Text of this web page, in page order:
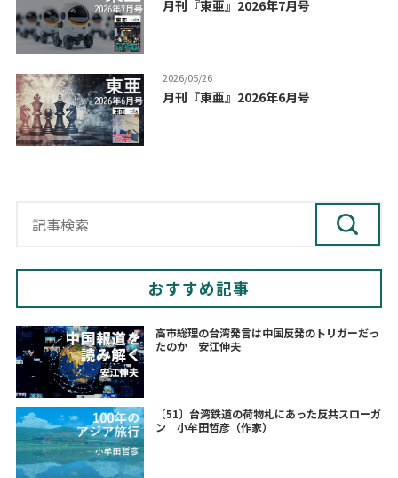
月刊『東亜』2026年7月号
2026/05/26
月刊『東亜』2026年6月号
おすすめ記事
高市総理の台湾発言は中国反発のトリガーだっ
たのか 安江伸夫
〔51〕台湾鉄道の荷物札にあった反共スローガ
ン 小牟田哲彦（作家）